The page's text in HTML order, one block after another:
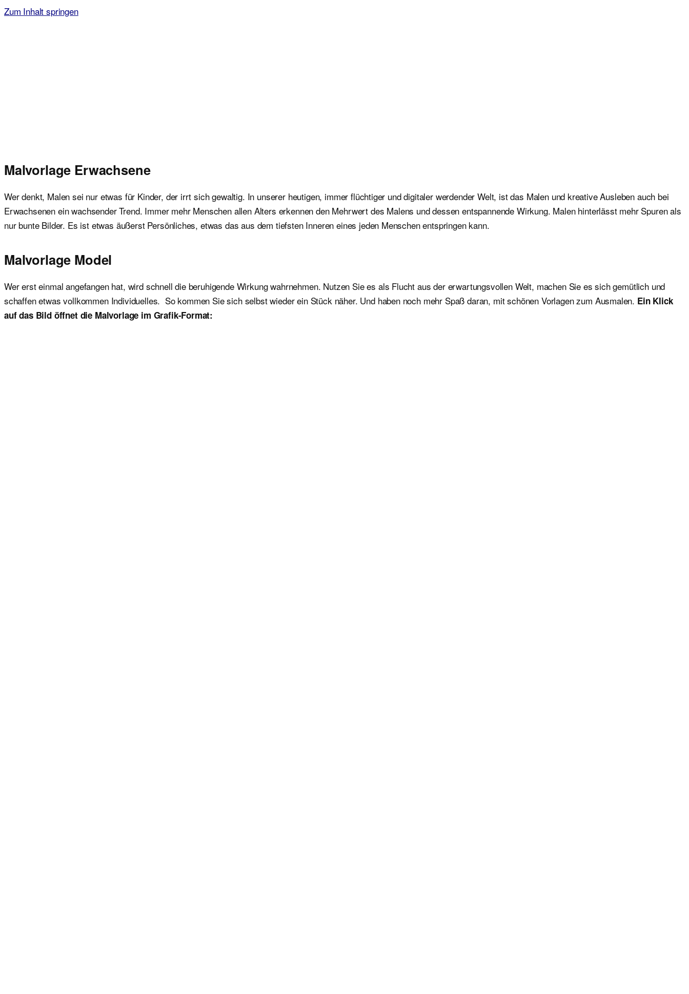
Zum Inhalt springen
Malvorlage Erwachsene
Wer denkt, Malen sei nur etwas für Kinder, der irrt sich gewaltig. In unserer heutigen, immer flüchtiger und digitaler werdender Welt, ist das Malen und kreative Ausleben auch bei
Erwachsenen ein wachsender Trend. Immer mehr Menschen allen Alters erkennen den Mehrwert des Malens und dessen entspannende Wirkung. Malen hinterlässt mehr Spuren als
nur bunte Bilder. Es ist etwas äußerst Persönliches, etwas das aus dem tiefsten Inneren eines jeden Menschen entspringen kann.
Malvorlage Model
Wer erst einmal angefangen hat, wird schnell die beruhigende Wirkung wahrnehmen. Nutzen Sie es als Flucht aus der erwartungsvollen Welt, machen Sie es sich gemütlich und
schaffen etwas vollkommen Individuelles. So kommen Sie sich selbst wieder ein Stück näher. Und haben noch mehr Spaß daran, mit schönen Vorlagen zum Ausmalen. Ein Klick
auf das Bild öffnet die Malvorlage im Grafik-Format: